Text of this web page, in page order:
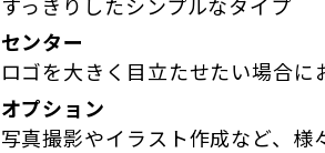
すっきりしたシンプルなタイプ
センター
ロゴを大きく目立たせたい場合に
オプション
写真撮影やイラスト作成など、